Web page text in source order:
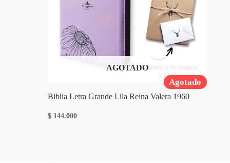
Agotado
AGOTADO
Biblia Letra Grande Lila Reina Valera 1960
$ 144.000